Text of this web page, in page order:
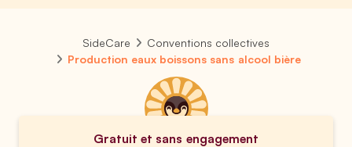
SideCare
Conventions collectives
Production eaux boissons sans alcool bière
Gratuit et sans engagement